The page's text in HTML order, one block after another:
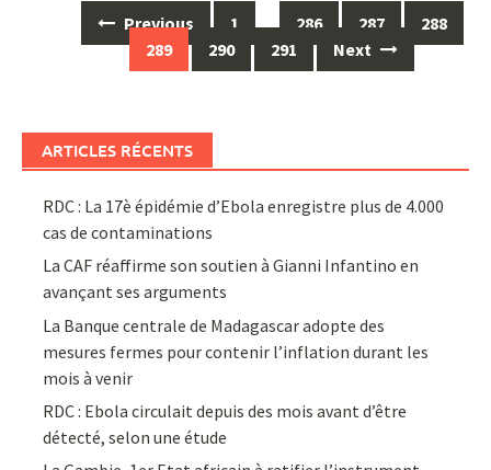
navigation
Previous 1 … 286 287
288
289
290 291 Next
ARTICLES RÉCENTS
RDC : La 17è épidémie d’Ebola enregistre plus de 4.000
cas de contaminations
La CAF réaffirme son soutien à Gianni Infantino en
avançant ses arguments
La Banque centrale de Madagascar adopte des
mesures fermes pour contenir l’inflation durant les
mois à venir
RDC : Ebola circulait depuis des mois avant d’être
détecté, selon une étude